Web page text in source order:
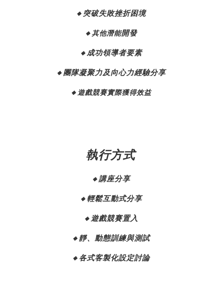
🔸 突破失敗挫折困境
🔸其他潛能開發
🔸 成功領導者要素
🔸 團隊凝聚力及向心力經驗分享
🔸遊戲競賽實際獲得效益
執行方式
🔸講座分享
🔸輕鬆互動式分享
🔸 遊戲競賽置入
🔸 靜、動態訓練與測試
🔸 各式客製化設定討論